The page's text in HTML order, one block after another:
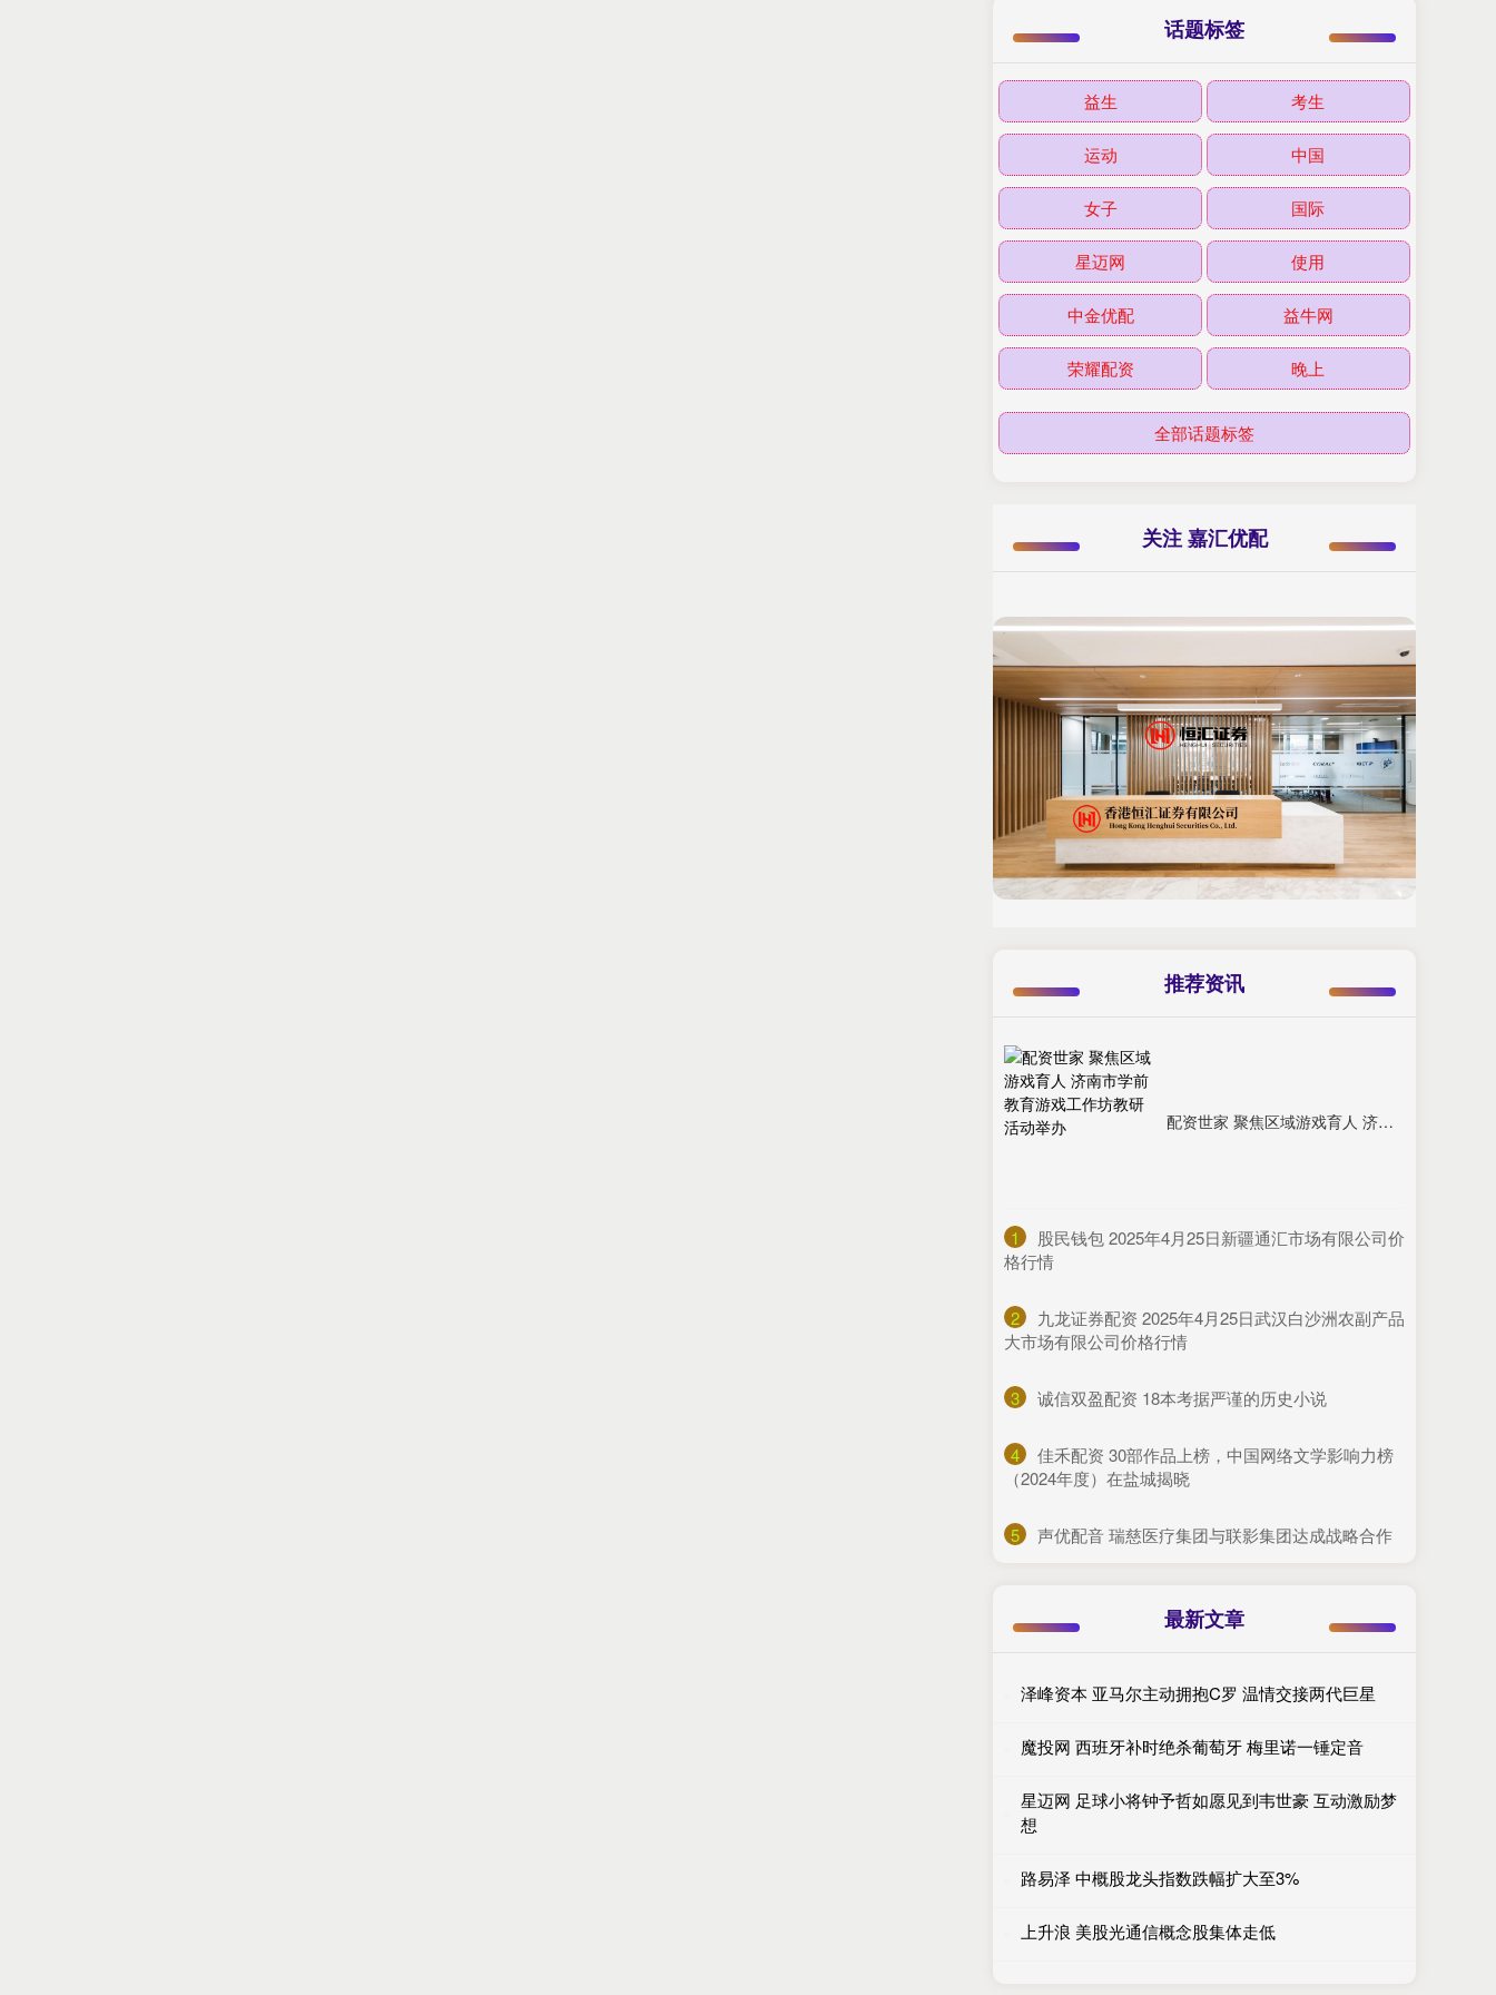
话题标签
益生 考生
运动 中国
女子 国际
星迈网 使用
中金优配 益牛网
荣耀配资 晚上
全部话题标签
关注 嘉汇优配
推荐资讯
配资世家 聚焦区域游戏育人 济南市学前教育游戏工作坊教研活动举办
1
​股民钱包 2025年4月25日新疆通汇市场有限公司价
格行情
2
​九龙证券配资 2025年4月25日武汉白沙洲农副产品
大市场有限公司价格行情
3 ​诚信双盈配资 18本考据严谨的历史小说
4
​佳禾配资 30部作品上榜，中国网络文学影响力榜
（2024年度）在盐城揭晓
5 ​声优配音 瑞慈医疗集团与联影集团达成战略合作
最新文章
泽峰资本 亚马尔主动拥抱C罗 温情交接两代巨星
魔投网 西班牙补时绝杀葡萄牙 梅里诺一锤定音
星迈网 足球小将钟予哲如愿见到韦世豪 互动激励梦
想
路易泽 中概股龙头指数跌幅扩大至3%
上升浪 美股光通信概念股集体走低